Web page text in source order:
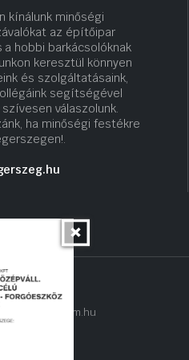
kínálunk minőségi
az építőipar
hobbi barkácsolóknak
keresztül könnyen
és szolgáltatásaink,
segítségével
válaszolunk.
ha minőségi festékre